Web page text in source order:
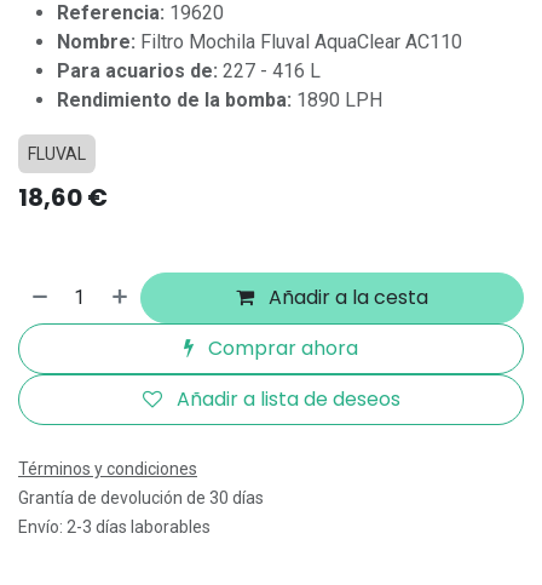
Referencia: 19620
Nombre: Filtro Mochila Fluval AquaClear AC110
Para acuarios de: 227 - 416 L
Rendimiento de la bomba: 1890 LPH
FLUVAL
18,60€
Añadir a la cesta
Comprar ahora
Añadir a lista de deseos
Términos y condiciones
Grantía de devolución de 30 días
Envío: 2-3 días laborables